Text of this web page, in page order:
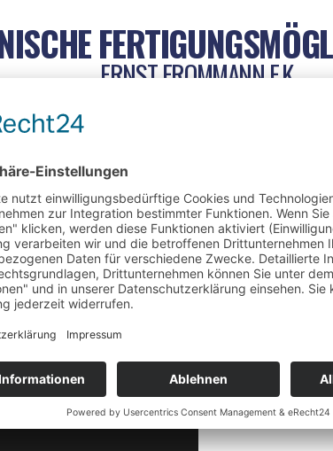
ERNST FROMMANN E.K.
PRÄZISE
Mit modernen manuellen,
hochwertige
Material und Losgröße